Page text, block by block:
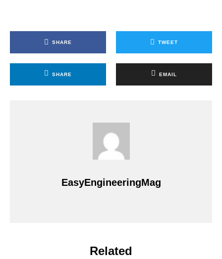
SHARE TWEET
SHARE EMAIL
EasyEngineeringMag
Related